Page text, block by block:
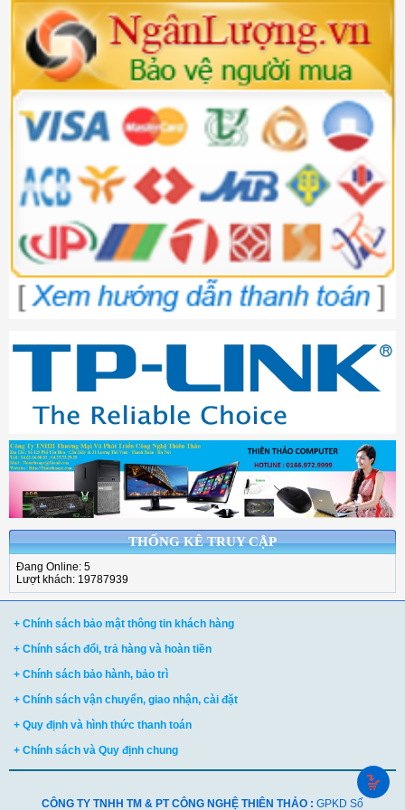
THỐNG KÊ TRUY CẬP
Đang Online: 5
Lượt khách: 19787939
+ Chính sách bảo mật thông tin khách hàng
+ Chính sách đổi, trả hàng và hoàn tiền
+ Chính sách bảo hành, bảo trì
+ Chính sách vận chuyển, giao nhận, cài đặt
+ Quy định và hình thức thanh toán
+ Chính sách và Quy định chung
CÔNG TY TNHH TM & PT CÔNG NGHỆ THIÊN THẢO : GPKD Số